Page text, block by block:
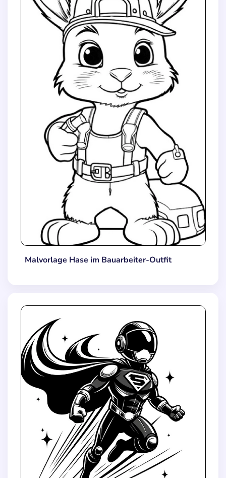
Malvorlage Hase im Bauarbeiter-Outfit